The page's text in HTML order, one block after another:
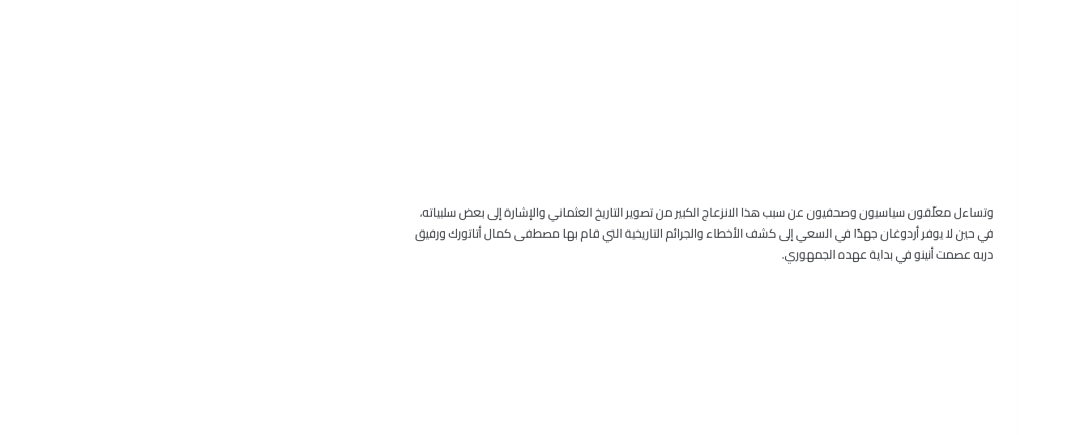
وتساءل معلّقون سياسيون وصحفيون عن سبب هذا الانزعاج الكبير من تصوير التاريخ العثماني والإشارة إلى بعض سلبياته،
في حين لا يوفر أردوغان جهدًا في السعي إلى كشف الأخطاء والجرائم التاريخية التي قام بها مصطفى كمال أتاتورك ورفيق
دربه عصمت أنينو في بداية عهده الجمهوري.